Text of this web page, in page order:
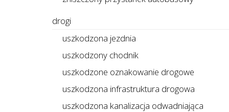
drogi
uszkodzona jezdnia
uszkodzony chodnik
uszkodzone oznakowanie drogowe
uszkodzona infrastruktura drogowa
uszkodzona kanalizacja odwadniająca